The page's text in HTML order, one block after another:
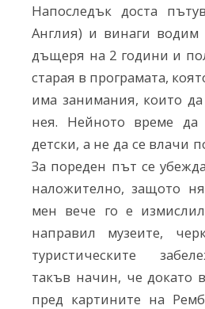
Напоследък доста
Англия) и винаги водим
дъщеря на 2 години и
старая в програмата,
има занимания, които
нея. Нейното време да
детски, а не да се влачи
За пореден път се
наложително, защото
мен вече го е
направил музеите,
туристическите
такъв начин, че докато
пред картините на